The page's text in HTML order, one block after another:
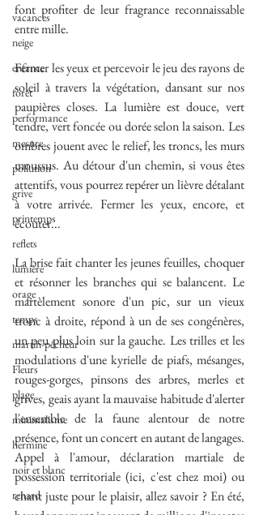
vacances
neige
enfance
forêt
performance
mesure
pollution
grive
printemps
reflets
lumière
orage
temps
martin-pêcheur
Fleurs
plage
minimalisme
hermine
noir et blanc
renard
font profiter de leur fragrance reconnaissable
entre mille.
Fermer les yeux et percevoir le jeu des rayons de
soleil à travers la végétation, dansant sur nos
paupières closes. La lumière est douce, vert
tendre, vert foncée ou dorée selon la saison. Les
ombres jouent avec le relief, les troncs, les murs
moussus. Au détour d'un chemin, si vous êtes
attentifs, vous pourrez repérer un lièvre détalant
à votre arrivée. Fermer les yeux, encore, et
écouter...
La brise fait chanter les jeunes feuilles, choquer
et résonner les branches qui se balancent. Le
martèlement sonore d'un pic, sur un vieux
tronc à droite, répond à un de ses congénères,
un peu plus loin sur la gauche. Les trilles et les
modulations d'une kyrielle de piafs, mésanges,
rouges-gorges, pinsons des arbres, merles et
grives, geais ayant la mauvaise habitude d'alerter
l'ensemble de la faune alentour de notre
présence, font un concert en autant de langages.
Appel à l'amour, déclaration martiale de
possession territoriale (ici, c'est chez moi) ou
chant juste pour le plaisir, allez savoir ? En été,